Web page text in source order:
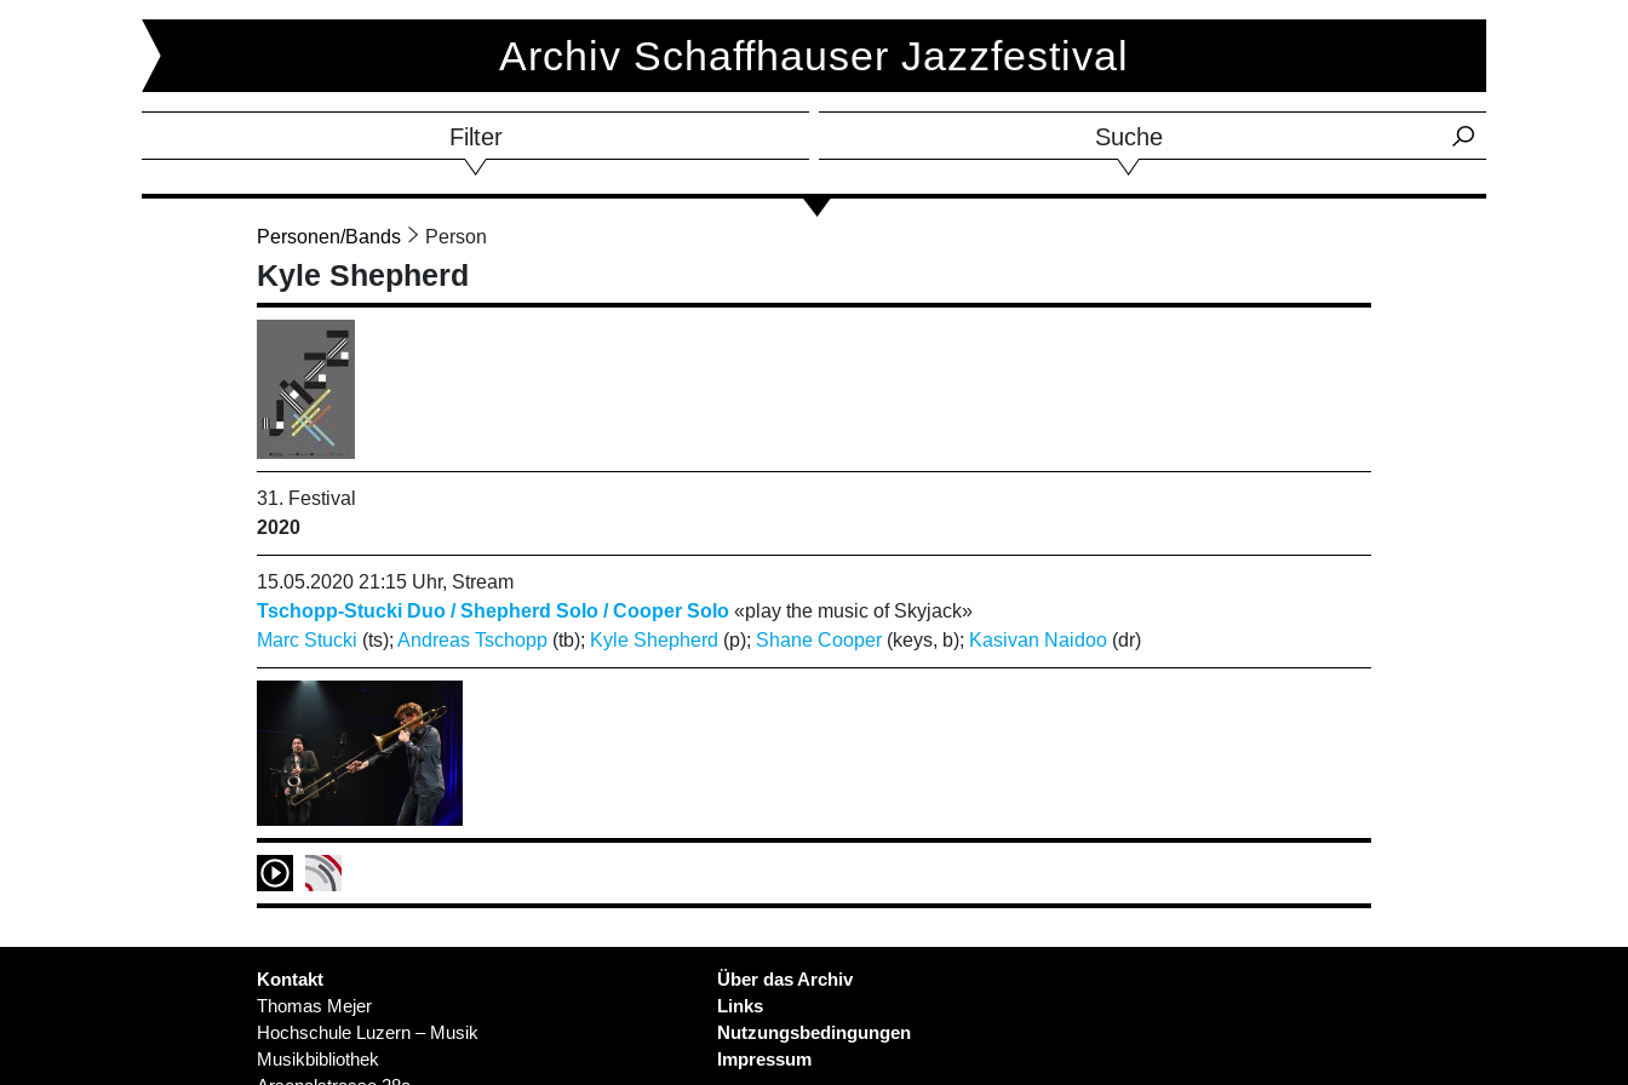
Archiv Schaffhauser Jazzfestival
Filter Suche
Personen/Bands Person
Kyle Shepherd
31. Festival
2020
15.05.2020 21:15 Uhr, Stream
Tschopp-Stucki Duo / Shepherd Solo / Cooper Solo«play the music of Skyjack»
Marc Stucki (ts); Andreas Tschopp(tb); Kyle Shepherd (p); Shane Cooper(keys, b); Kasivan Naidoo(dr)
Kontakt
Thomas Mejer
Hochschule Luzern – Musik
Musikbibliothek
Über das Archiv
Links
Nutzungsbedingungen
Impressum